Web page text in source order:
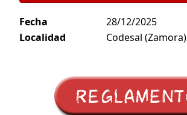
Fecha
28/12/2025
Localidad
Codesal (Zamora)